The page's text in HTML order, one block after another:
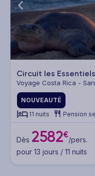
Circuit les
Voyage Costa Rica -
Monteverde / Manuel
NOUVEAUTÉ
11 nuits
Pension
Dès 2582€/pers.
pour 13 jours / 11 nuits